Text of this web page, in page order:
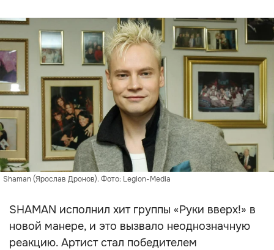
Shaman (Ярослав Дронов). Фото: Legion-Media
SHAMAN исполнил хит группы «Руки вверх!» в
новой манере, и это вызвало неоднозначную
реакцию. Артист стал победителем